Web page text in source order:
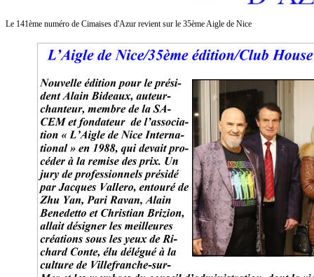
Le 141ème numéro de Cimaises d'Azur revient sur le 35ème Aigle de Nice